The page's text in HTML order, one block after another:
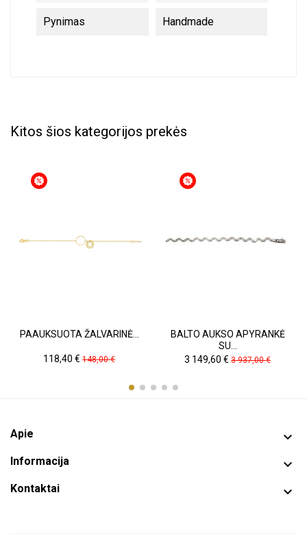
Pynimas Handmade
Kitos šios kategorijos prekės
PAAUKSUOTA ŽALVARINĖ...
Kaina
118,40 € Pradinė
148,00 €
BALTO AUKSO APYRANKĖ
SU...
Kaina
3 149,60 € Pradinė
3 937,00 €
Apie 
Informacija 
Kontaktai 